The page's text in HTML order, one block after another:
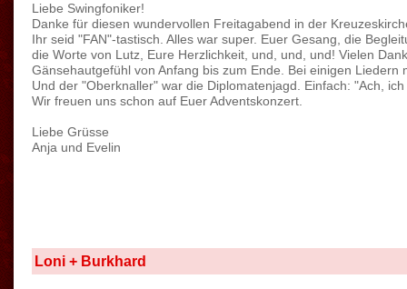
Liebe Swingfoniker!
Danke für diesen wundervollen Freitagabend in der
Ihr seid "FAN"-tastisch. Alles war super. Euer Gesang, die
die Worte von Lutz, Eure Herzlichkeit, und, und, und! Vielen
Gänsehautgefühl von Anfang bis zum Ende. Bei einigen
Und der "Oberknaller" war die Diplomatenjagd. Einfach: "Ach,
Wir freuen uns schon auf Euer Adventskonzert.
Liebe Grüsse
Anja und Evelin
Loni + Burkhard